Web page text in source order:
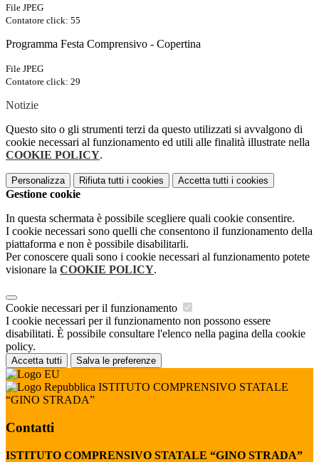
File JPEG
Contatore click: 55
Programma Festa Comprensivo - Copertina
File JPEG
Contatore click: 29
Notizie
Questo sito o gli strumenti terzi da questo utilizzati si avvalgono di
cookie necessari al funzionamento ed utili alle finalità illustrate nella
COOKIE POLICY.
Personalizza Rifiuta tutti i cookies Accetta tutti i cookies
Gestione cookie
In questa schermata è possibile scegliere quali cookie consentire.
I cookie necessari sono quelli che consentono il funzionamento della
piattaforma e non è possibile disabilitarli.
Per conoscere quali sono i cookie necessari al funzionamento potete
visionare la COOKIE POLICY.
Cookie necessari per il funzionamento
I cookie necessari per il funzionamento non possono essere
disabilitati. È possibile consultare l'elenco nella pagina della cookie
policy.
Accetta tutti Salva le preferenze
ISTITUTO COMPRENSIVO STATALE
“GINO STRADA”
Contatti
ISTITUTO COMPRENSIVO STATALE “GINO STRADA”